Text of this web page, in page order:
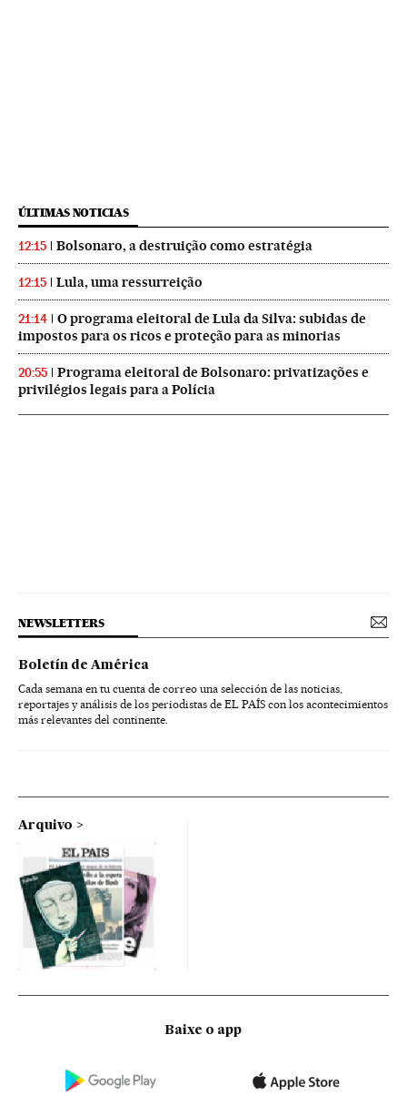
ÚLTIMAS NOTICIAS
12:15 Bolsonaro, a destruição como estratégia
12:15 Lula, uma ressurreição
21:14
O programa eleitoral de Lula da Silva: subidas de
impostos para os ricos e proteção para as minorias
20:55
Programa eleitoral de Bolsonaro: privatizações e
privilégios legais para a Polícia
NEWSLETTERS
Boletín de América
Cada semana en tu cuenta de correo una selección de las noticias,
reportajes y análisis de los periodistas de EL PAÍS con los acontecimientos
más relevantes del continente.
Arquivo
Baixe o app